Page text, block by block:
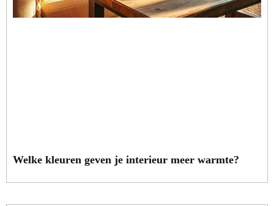
Welke kleuren geven je interieur meer warmte?